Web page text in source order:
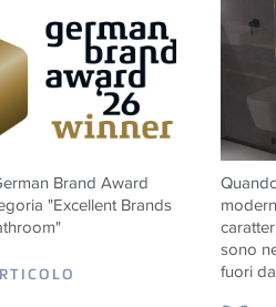
Brand Award
"Excellent Brands
sono
fuori